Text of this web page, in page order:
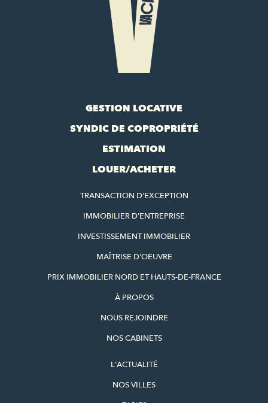
GESTION LOCATIVE
SYNDIC DE COPROPRIÉTÉ
ESTIMATION
LOUER/ACHETER
TRANSACTION D'EXCEPTION
IMMOBILIER D'ENTREPRISE
INVESTISSEMENT IMMOBILIER
MAÎTRISE D'OEUVRE
PRIX IMMOBILIER NORD ET HAUTS-DE-FRANCE
À PROPOS
NOUS REJOINDRE
NOS CABINETS
L'ACTUALITÉ
NOS VILLES